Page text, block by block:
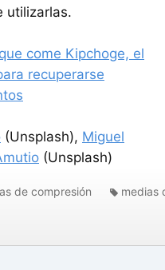
utilizarlas.
come Kipchoge, el
recuperarse
(Unsplash), Miguel
(Unsplash)
de compresión medias